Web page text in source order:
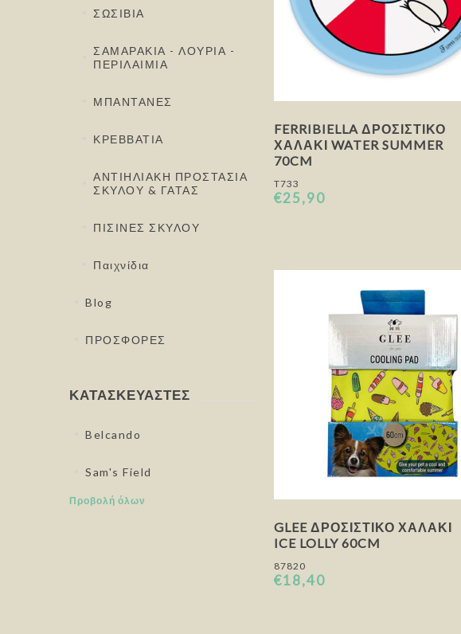
FERRIBIELLA ΔΡΟΣΙΣΤΙΚΌ
ΧΑΛΆΚΙ WATER SUMMER
70CM
T733
€25,90
GLEE ΔΡΟΣΙΣΤΙΚΌ ΧΑΛΆΚΙ
ICE LOLLY 60CM
87820
€18,40
ΣΩΣΙΒΙΑ
ΣΑΜΑΡΑΚΙΑ - ΛΟΥΡΙΑ -
ΠΕΡΙΛΑΙΜΙΑ
ΜΠΑΝΤΑΝΕΣ
ΚΡΕΒΒΑΤΙΑ
ΑΝΤΙΗΛΙΑΚΗ ΠΡΟΣΤΑΣΙΑ
ΣΚΥΛΟΥ & ΓΑΤΑΣ
ΠΙΣΙΝΕΣ ΣΚΥΛΟΥ
Παιχνίδια
Blog
ΠΡΟΣΦΟΡΕΣ
ΚΑΤΑΣΚΕΥΑΣΤΈΣ
Belcando
Sam's Field
Προβολή όλων